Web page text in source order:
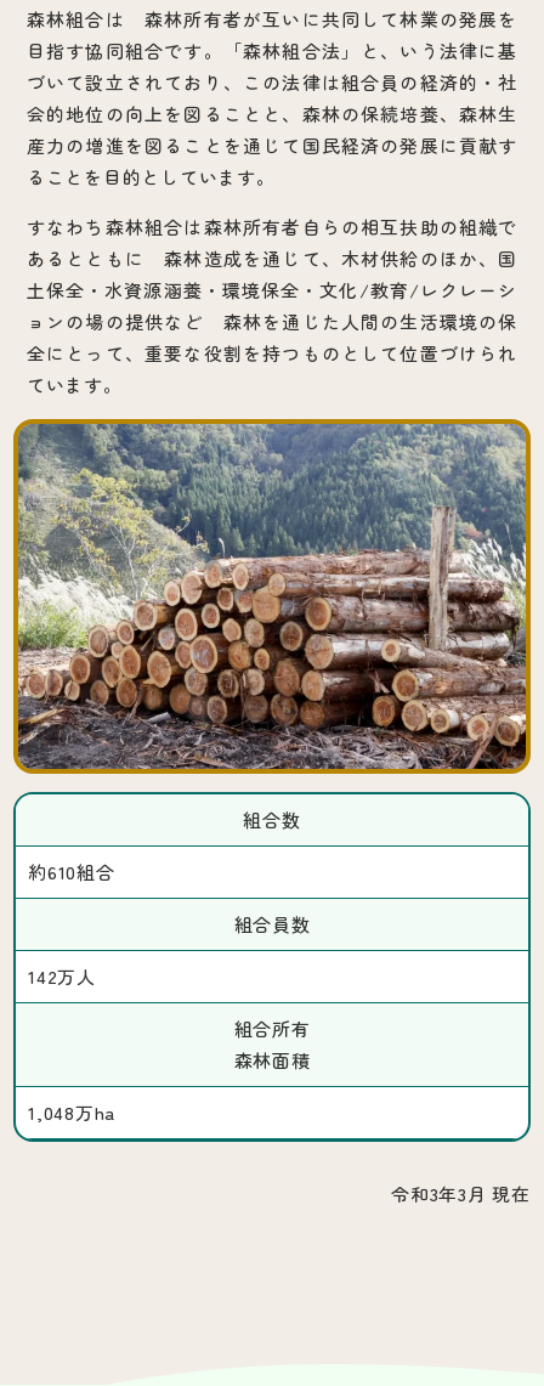
森林組合は 森林所有者が互いに共同して林業の発展を
目指す協同組合です。「森林組合法」と、いう法律に基
づいて設立されており、この法律は組合員の経済的・社
会的地位の向上を図ることと、森林の保続培養、森林生
産力の増進を図ることを通じて国民経済の発展に貢献す
ることを目的としています。
すなわち森林組合は森林所有者自らの相互扶助の組織で
あるとともに 森林造成を通じて、木材供給のほか、国
土保全・水資源涵養・環境保全・文化/教育/レクレーシ
ョンの場の提供など 森林を通じた人間の生活環境の保
全にとって、重要な役割を持つものとして位置づけられ
ています。
組合数
約610組合
組合員数
142万人
組合所有
森林面積
1,048万ha
令和3年3月 現在